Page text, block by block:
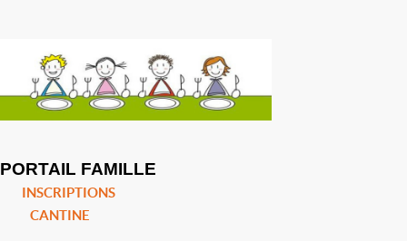
PORTAIL FAMILLE
INSCRIPTIONS
CANTINE